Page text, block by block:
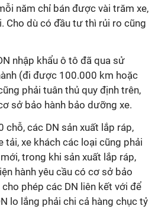
năm chỉ bán được vài trăm xe,
Cho dù có đầu tư thì rủi ro cũng
nhập khẩu ô tô đã qua sử
(đi được 100.000 km hoặc
phải tuân thủ quy định trên,
sở bảo hành bảo dưỡng xe.
chỗ, các DN sản xuất lắp ráp,
tải, xe khách các loại cũng phải
trong khi sản xuất lắp ráp,
hành yêu cầu có cơ sở bảo
phép các DN liên kết với để
lo lắng phải chi cả hàng chục tỷ